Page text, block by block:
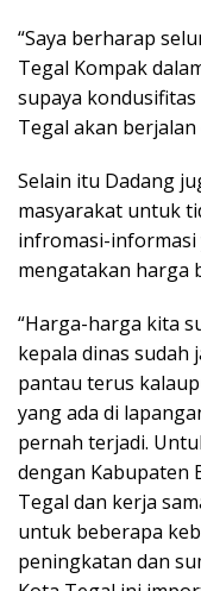
“Saya berharap
Tegal Kompak
supaya
Tegal akan
Selain itu Dadang
masyarakat untuk
infromasi-
mengatakan harga
“Harga-harga kita
kepala dinas sudah
pantau terus
yang ada di
pernah terjadi.
dengan Kabupaten
Tegal dan kerja
untuk beberapa
peningkatan dan